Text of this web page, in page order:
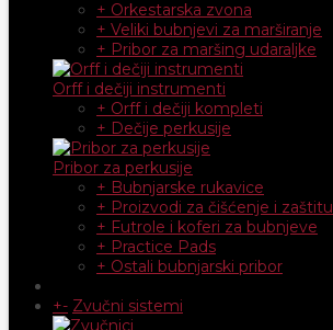
+ Orkestarska zvona
+ Veliki bubnjevi za marširanje
+ Pribor za maršing udaraljke
Orff i dečiji instrumenti
+ Orff i dečiji kompleti
+ Dečije perkusije
Pribor za perkusije
+ Bubnjarske rukavice
+ Proizvodi za čišćenje i zaštitu
+ Futrole i koferi za bubnjeve
+ Practice Pads
+ Ostali bubnjarski pribor
+- Zvučni sistemi